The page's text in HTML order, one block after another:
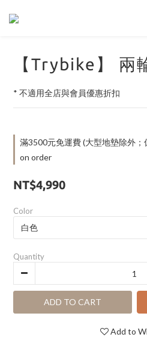
【Trybike】 兩
* 不適用全店與會員優惠折扣
滿3500元免運費 (大型地墊除外；
on order
NT$4,990
Color
Quantity
ADD TO CART
Add to